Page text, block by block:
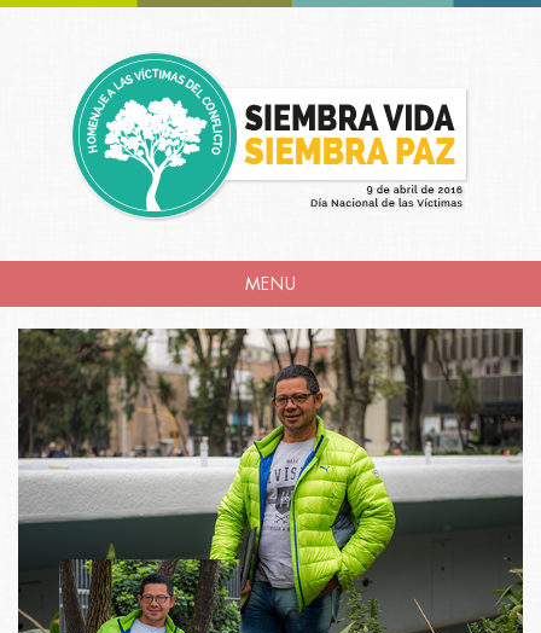
MENU
INICIO
INTRODUCCIÓN
AGENDANACIONAL
HISTORIASDE VIDA
REPARACIÓNCOLECTIVA
HOMENAJEA VÍCTIMAS